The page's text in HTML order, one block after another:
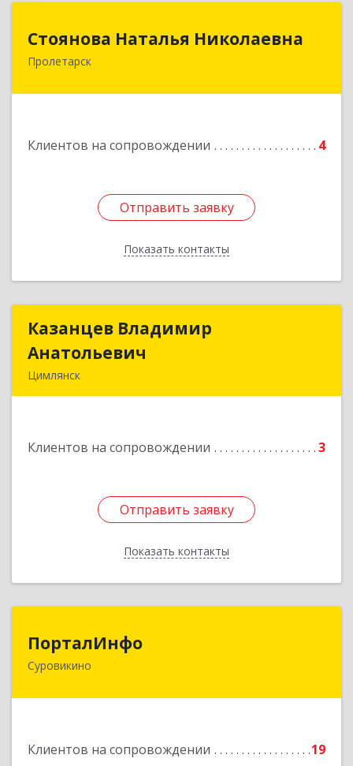
Стоянова Наталья Николаевна
Пролетарск
Клиентов на сопровождении 4
Отправить заявку
Показать контакты
Отправить заявку
Назад
Казанцев Владимир
Анатольевич
Цимлянск
Клиентов на сопровождении 3
Отправить заявку
Показать контакты
Казанцев Владимир
Подробнее
Отправить заявку
Назад
ПорталИнфо
Суровикино
Клиентов на сопровождении 19
404414, г.Суровкино Волгоградской обл. ул. 1-й